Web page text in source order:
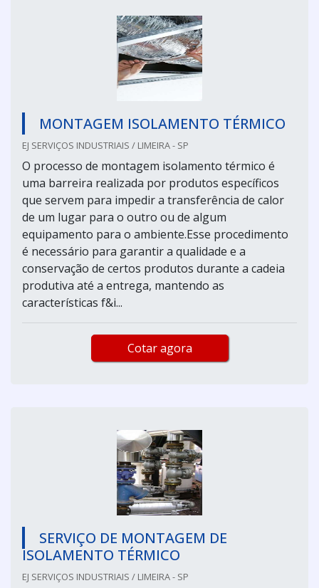
MONTAGEM ISOLAMENTO TÉRMICO
EJ SERVIÇOS INDUSTRIAIS / LIMEIRA - SP
O processo de montagem isolamento térmico é
uma barreira realizada por produtos específicos
que servem para impedir a transferência de calor
de um lugar para o outro ou de algum
equipamento para o ambiente.Esse procedimento
é necessário para garantir a qualidade e a
conservação de certos produtos durante a cadeia
produtiva até a entrega, mantendo as
características f&i...
Cotar agora
SERVIÇO DE MONTAGEM DE
ISOLAMENTO TÉRMICO
EJ SERVIÇOS INDUSTRIAIS / LIMEIRA - SP